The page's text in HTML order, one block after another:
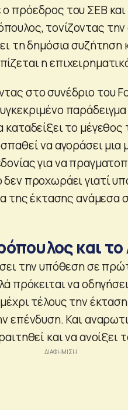
ο πρόεδρος του ΣΕΒ
τονίζοντας
τη δημόσια συζήτηση
η
στο συνέδριο του
καταδείξει το
να αγοράσει μια
για να
προχωράει γιατί
της έκτασης ανάμεσα
και το
την υπόθεση σε
πρόκειται να
τέλους την
επένδυση. Και
και να ανοίξει